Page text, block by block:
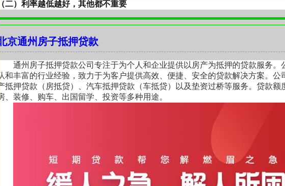
体准入：必须北京本地注册企业，经营满 3 个月（部分银行满 1
司（无实际经营、无流水、无纳税记录直接拒贷）。
营真实性：需提供近 6 个月对公 / 个人流水、购销合同、纳税证明
，核查 “经营地址、流水、合同” 三匹配。
、提放保业务 + 企业贷款政策详解
提放保业务
产品定义全称 “房屋抵押履约保证保险”，由保险公司提供阶段性担
、后抵押，解决传统 “先还后贷” 的过桥成本与断贷风险。
2.核心优势（对比传统过桥）放款极速：审批通过即放款，1-2 天到
传统过桥日息 0.1%-0.2%，成本节省 80% 以上。零断贷风险：保险
续后置办理，避免转贷资金断裂。
额度 / 期限：单户最高 3000 万，最长 20 年，支持先息后本。
（二）利率越低越好，其他都不重要
数人只盯着利率高低做决定，却没注意到这些隐性支出：
京房子抵押贷款容易被忽略的四大费用：
评估费：0.1%-0.3%，800万房产就是8000-24000元
中介收取1%-3%的"包装费"
提前还款违约金：1%-3%，限制资金灵活性
京通州房子抵押贷款
通州房子抵押贷款公司专注于为个人和企业提供以房产为抵押的贷款服务。
和丰富的行业经验，致力于为客户提供高效、便捷、安全的贷款解决方案。公
抵押贷款（房抵贷）、汽车抵押贷款（车抵贷）以及垫资过桥等服务。贷款额
、装修、购车、出国留学、投资等多种用途。